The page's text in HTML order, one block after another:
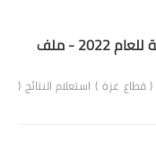
نتائج امتحان الثانوية العامة للعام 2022 - ملف
قطاع غزة ) استعلام النتائج (